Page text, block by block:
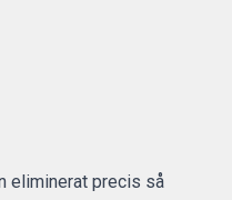
eliminerat precis så